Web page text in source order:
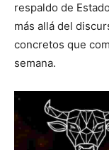
respaldo de
más allá del
concretos que
semana.